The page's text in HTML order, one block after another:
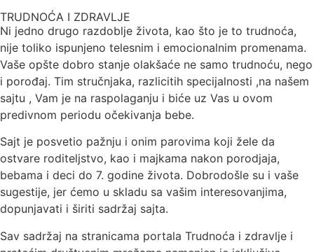
TRUDNOĆA I ZDRAVLJE
Ni jedno drugo razdoblje života, kao što je to trudnoća,
nije toliko ispunjeno telesnim i emocionalnim promenama.
Vaše opšte dobro stanje olakšaće ne samo trudnoću, nego
i porođaj. Tim stručnjaka, razlicitih specijalnosti ,na našem
sajtu , Vam je na raspolaganju i biće uz Vas u ovom
predivnom periodu očekivanja bebe.
Sajt je posvetio pažnju i onim parovima koji žele da
ostvare roditeljstvo, kao i majkama nakon porodjaja,
bebama i deci do 7. godine života. Dobrodošle su i vaše
sugestije, jer ćemo u skladu sa vašim interesovanjima,
dopunjavati i širiti sadržaj sajta.
Sav sadržaj na stranicama portala Trudnoća i zdravlje i